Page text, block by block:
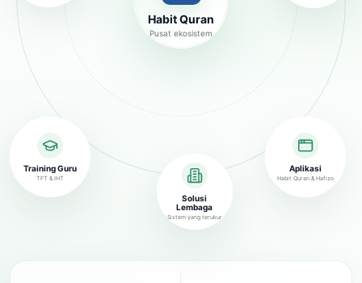
Habit Quran
Pusat ekosistem
Training Guru
TFT & IHT
Solusi
Lembaga
Sistem yang terukur
Aplikasi
Habit Quran & Hafizo